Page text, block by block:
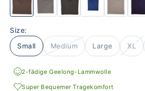
Size:
Small
Medium Large XL
2-fädige Geelong-Lammwolle
Super Bequemer Tragekomfort